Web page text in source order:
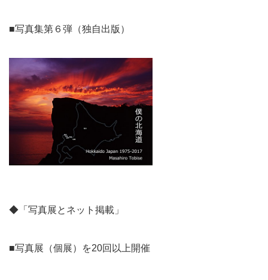
■写真集第６弾（独自出版）
◆「写真展とネット掲載」
■写真展（個展）を20回以上開催